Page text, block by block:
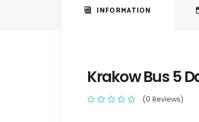
INFORMATION
Krakow Bus 5
(0 Reviews)